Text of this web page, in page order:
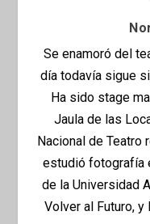
Se enamoró del
día todavía sigue
Ha sido stage
Jaula de las
Nacional de Teatro
estudió fotografía
de la Universidad
Volver al Futuro, y